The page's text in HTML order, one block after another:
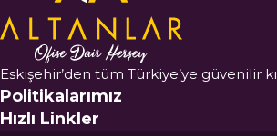
Eskişehir’den tüm Türkiye’ye güvenilir
Politikalarımız
Hızlı Linkler